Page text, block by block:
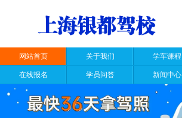
网站首页 关于我们 学车课程
在线报名 学员问答 新闻中心